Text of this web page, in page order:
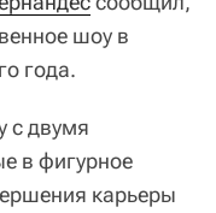
шоу в
года.
с двумя
в фигурное
карьеры